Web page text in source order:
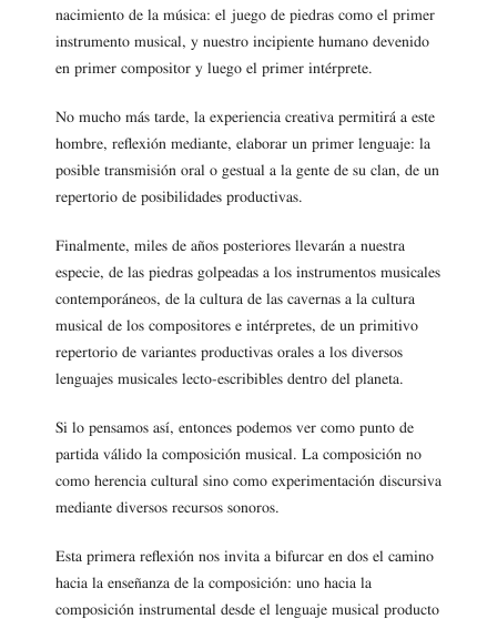
nacimiento de la música: el juego de piedras como el primer
instrumento musical, y nuestro incipiente humano devenido
en primer compositor y luego el primer intérprete.
No mucho más tarde, la experiencia creativa permitirá a este
hombre, reflexión mediante, elaborar un primer lenguaje: la
posible transmisión oral o gestual a la gente de su clan, de un
repertorio de posibilidades productivas.
Finalmente, miles de años posteriores llevarán a nuestra
especie, de las piedras golpeadas a los instrumentos musicales
contemporáneos, de la cultura de las cavernas a la cultura
musical de los compositores e intérpretes, de un primitivo
repertorio de variantes productivas orales a los diversos
lenguajes musicales lecto-escribibles dentro del planeta.
Si lo pensamos así, entonces podemos ver como punto de
partida válido la composición musical. La composición no
como herencia cultural sino como experimentación discursiva
mediante diversos recursos sonoros.
Esta primera reflexión nos invita a bifurcar en dos el camino
hacia la enseñanza de la composición: uno hacia la
composición instrumental desde el lenguaje musical producto